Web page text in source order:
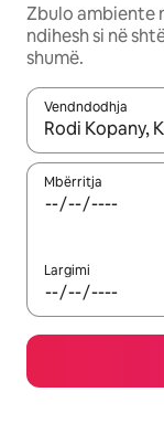
Zbulo ambiente
ndihesh si në
shumë.
Vendndodhja
Kur rezultatet të
Mbërritja
Largimi